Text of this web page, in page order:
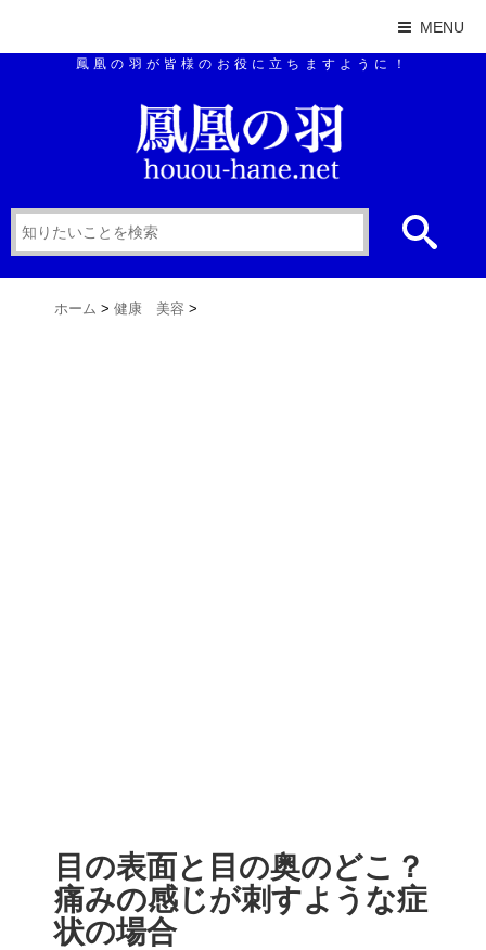
MENU
鳳凰の羽が皆様のお役に立ちますように！
ホーム > 健康 美容 >
目の表面と目の奥のどこ？
痛みの感じが刺すような症
状の場合